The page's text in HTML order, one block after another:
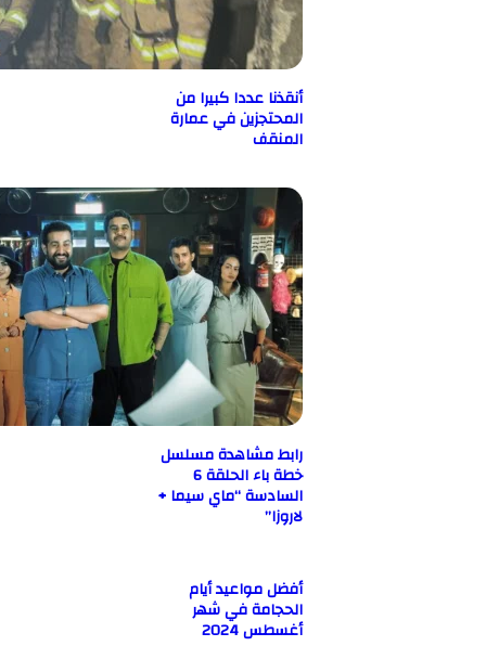
أنقذنا عددا كبيرا من
المحتجزين في عمارة
رابط مشاهدة مسلسل
خطة باء الحلقة 6
السادسة “ماي سيما +
أفضل مواعيد أيام
الحجامة في شهر
أغسطس 2024